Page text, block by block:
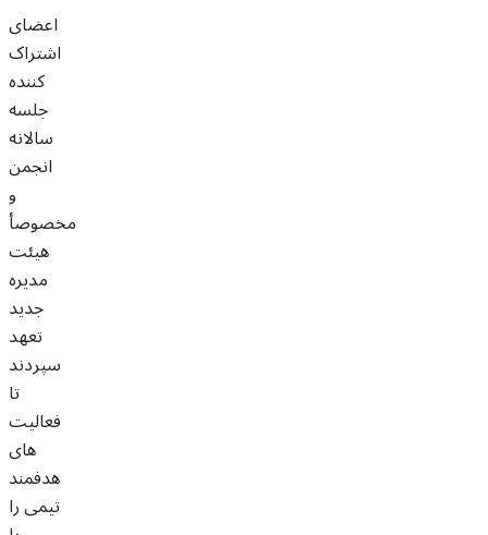
اعضای
اشتراک
کننده
جلسه
سالانه
انجمن
و
مخصوصأ
هیئت
مدیره
جدید
تعهد
سپردند
تا
فعالیت
های
هدفمند
تیمی را